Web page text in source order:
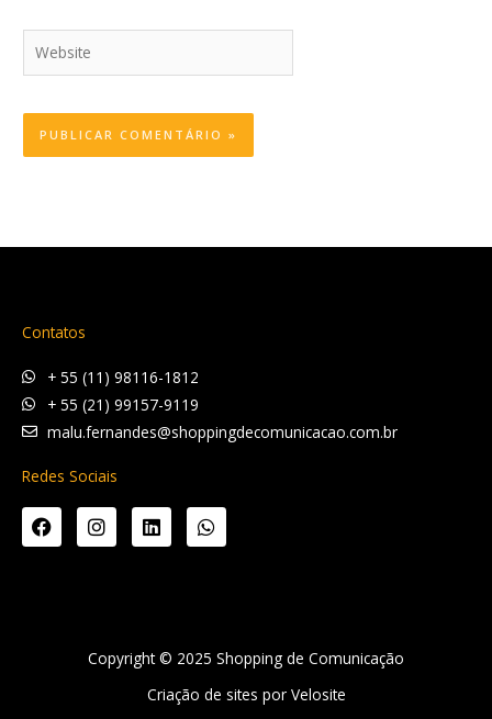
Website
Contatos
+ 55 (11) 98116-1812
+ 55 (21) 99157-9119
malu.fernandes@shoppingdecomunicacao.com.br
Redes Sociais
F
a
c
I
n
s
a
m
L
i
n
n
W
h
a
p
Copyright © 2025 Shopping de Comunicação
Criação de sites por Velosite